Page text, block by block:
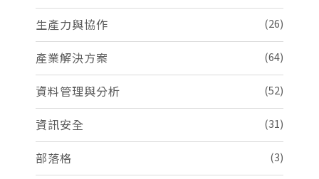
生產力與協作 (26)
產業解決方案 (64)
資料管理與分析 (52)
資訊安全 (31)
部落格 (3)